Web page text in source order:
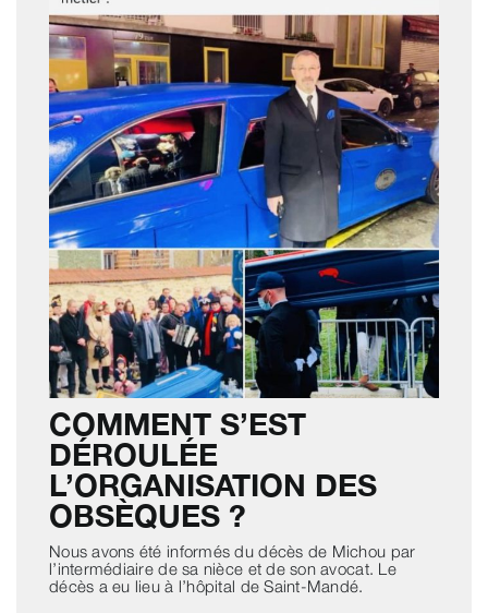
COMMENT S’EST
DÉROULÉE
L’ORGANISATION DES
OBSÈQUES ?
Nous avons été informés du décès de Michou par
l’intermédiaire de sa nièce et de son avocat. Le
décès a eu lieu à l’hôpital de Saint-Mandé.